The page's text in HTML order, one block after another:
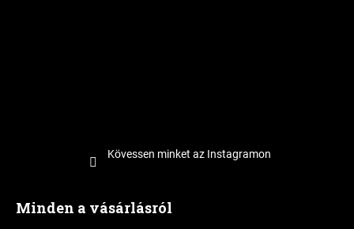
Kövessen minket az Instagramon
Minden a vásárlásról